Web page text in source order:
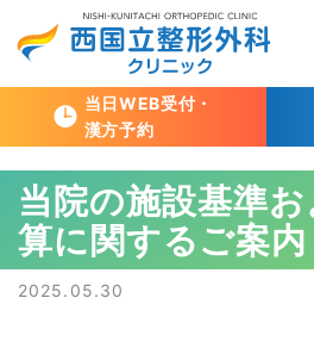
Skip
content
当日WEB受付・
漢方予約
当院の施設基準
算に関するご案内
Posted
2025.05.30